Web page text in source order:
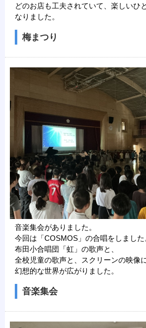
どのお店も工夫されていて、楽しいひ
なりました。
梅まつり
音楽集会がありました。
今回は「COSMOS」の合唱をしました
布田小合唱団「虹」の歌声と、
全校児童の歌声と、スクリーンの映像
幻想的な世界が広がりました。
音楽集会